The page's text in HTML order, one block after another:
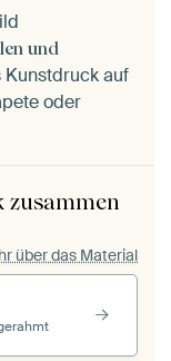
und
Kunstdruck auf
oder
zusammen
über das Material